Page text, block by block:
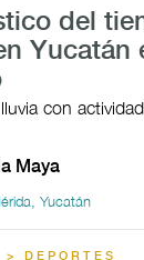
del
Yucatán
con
Maya
Yucatán
> DEPORTES